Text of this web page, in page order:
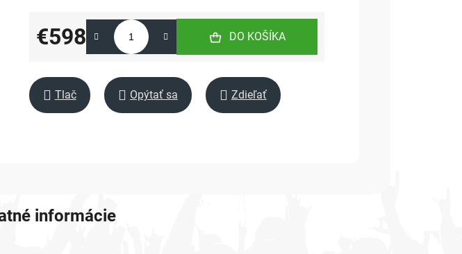
€598
Jednotková cena:
DO KOŠÍKA
Tlač Opýtať sa Zdieľať
informácie